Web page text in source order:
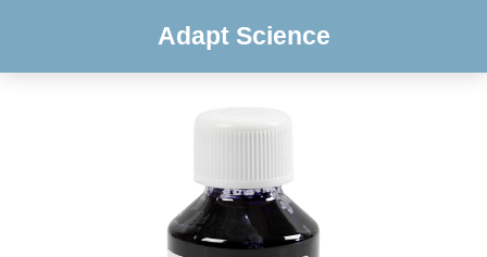
Adapt Science